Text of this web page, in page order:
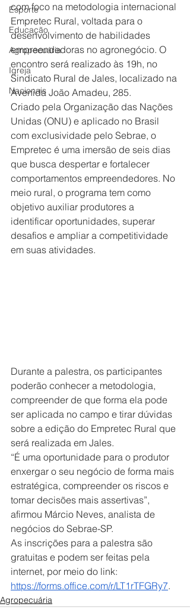
Esporte
Educação
Agropecuária
Igreja
Nacionais
com foco na metodologia internacional
Empretec Rural, voltada para o
desenvolvimento de habilidades
empreendedoras no agronegócio. O
encontro será realizado às 19h, no
Sindicato Rural de Jales, localizado na
Avenida João Amadeu, 285.
Criado pela Organização das Nações
Unidas (ONU) e aplicado no Brasil
com exclusividade pelo Sebrae, o
Empretec é uma imersão de seis dias
que busca despertar e fortalecer
comportamentos empreendedores. No
meio rural, o programa tem como
objetivo auxiliar produtores a
identificar oportunidades, superar
desafios e ampliar a competitividade
em suas atividades.
Durante a palestra, os participantes
poderão conhecer a metodologia,
compreender de que forma ela pode
ser aplicada no campo e tirar dúvidas
sobre a edição do Empretec Rural que
será realizada em Jales.
“É uma oportunidade para o produtor
enxergar o seu negócio de forma mais
estratégica, compreender os riscos e
tomar decisões mais assertivas”,
afirmou Márcio Neves, analista de
negócios do Sebrae-SP.
As inscrições para a palestra são
gratuitas e podem ser feitas pela
internet, por meio do link:
https://forms.office.com/r/LT1rTFGRy7.
Agropecuária